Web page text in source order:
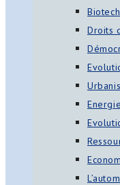
Droits